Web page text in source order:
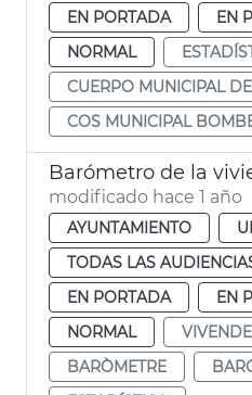
EN PORTADA
EN
NORMAL
CUERPO MUNICIPAL
COS MUNICIPAL
Barómetro de la
modificado hace 1 año
AYUNTAMIENTO
TODAS LAS
EN PORTADA
EN
NORMAL
BARÒMETRE